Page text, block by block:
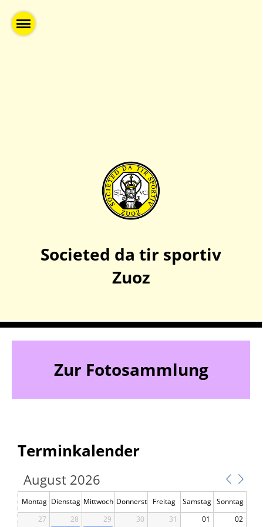
Societed da tir sportiv
Zuoz
Zur Fotosammlung
Terminkalender
August 2026
Montag Dienstag Mittwoch Donnerst
Freitag Samstag Sonntag
27
28 29 30 31 01 02